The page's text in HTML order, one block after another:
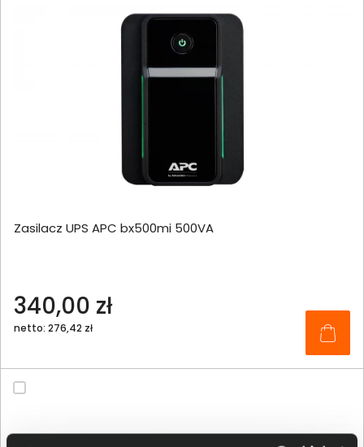
Zasilacz UPS APC bx500mi 500VA
340,00 zł
netto: 276,42 zł